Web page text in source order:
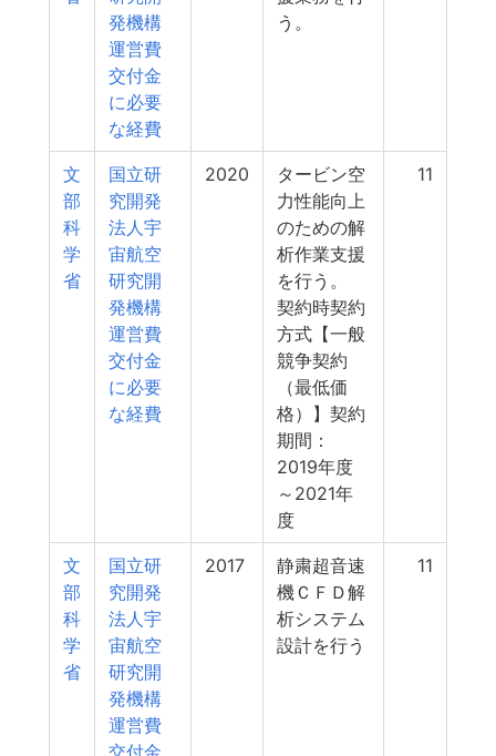
発機構
運営費
交付金
に必要
な経費
う。
文
部
科
学
省
国立研
究開発
法人宇
宙航空
研究開
発機構
運営費
交付金
に必要
な経費
2020
タービン空
力性能向上
のための解
析作業支援
を行う。
契約時契約
方式【一般
競争契約
（最低価
格）】契約
期間：
2019年度
～2021年
度
11
文
部
科
学
省
国立研
究開発
法人宇
宙航空
研究開
発機構
運営費
交付金
2017
静粛超音速
機ＣＦＤ解
析システム
設計を行う
11